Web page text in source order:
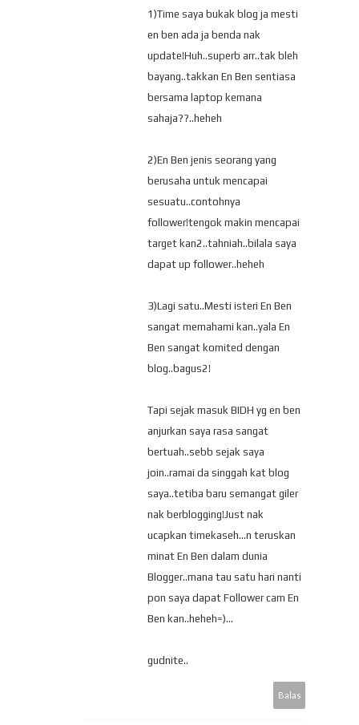
1)Time saya bukak blog ja mesti
en ben ada ja benda nak
update!Huh..superb arr..tak bleh
bayang..takkan En Ben sentiasa
bersama laptop kemana
sahaja??..heheh
2)En Ben jenis seorang yang
berusaha untuk mencapai
sesuatu..contohnya
follower!tengok makin mencapai
target kan2..tahniah..bilala saya
dapat up follower..heheh
3)Lagi satu..Mesti isteri En Ben
sangat memahami kan..yala En
Ben sangat komited dengan
blog..bagus2!
Tapi sejak masuk BIDH yg en ben
anjurkan saya rasa sangat
bertuah..sebb sejak saya
join..ramai da singgah kat blog
saya..tetiba baru semangat giler
nak berblogging!Just nak
ucapkan timekaseh...n teruskan
minat En Ben dalam dunia
Blogger..mana tau satu hari nanti
pon saya dapat Follower cam En
Ben kan..heheh=)...
gudnite..
Balas